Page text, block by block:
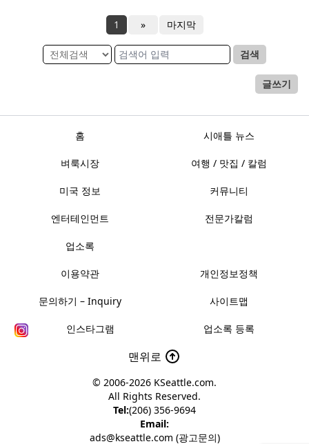
1 » 마지막
검색
글쓰기
홈 시애틀 뉴스
벼룩시장 여행 / 맛집 / 칼럼
미국 정보 커뮤니티
엔터테인먼트 전문가칼럼
업소록
이용약관 개인정보정책
문의하기 – Inquiry 사이트맵
인스타그램 업소록 등록
맨위로
© 2006-2026 KSeattle.com.
All Rights Reserved.
Tel:(206) 356-9694
Email:
ads@kseattle.com (광고문의)